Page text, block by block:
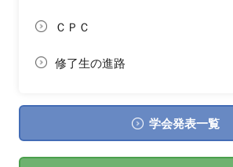
ＣＰＣ
修了生の進路
学会発表一覧